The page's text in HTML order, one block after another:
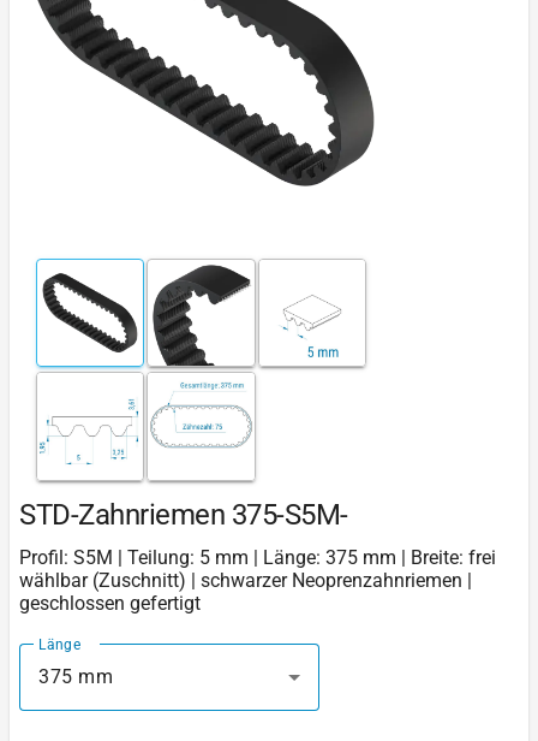
STD-Zahnriemen 375-S5M-
Profil: S5M | Teilung: 5 mm | Länge: 375 mm | Breite: frei
wählbar (Zuschnitt) | schwarzer Neoprenzahnriemen |
geschlossen gefertigt
Länge
375 mm